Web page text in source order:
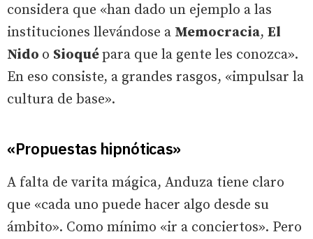
considera que «han dado un ejemplo a las
instituciones llevándose a Memocracia, El
Nido o Sioquépara que la gente les conozca».
En eso consiste, a grandes rasgos, «impulsar la
cultura de base».
«Propuestas hipnóticas»
A falta de varita mágica, Anduza tiene claro
que «cada uno puede hacer algo desde su
ámbito». Como mínimo «ir a conciertos». Pero